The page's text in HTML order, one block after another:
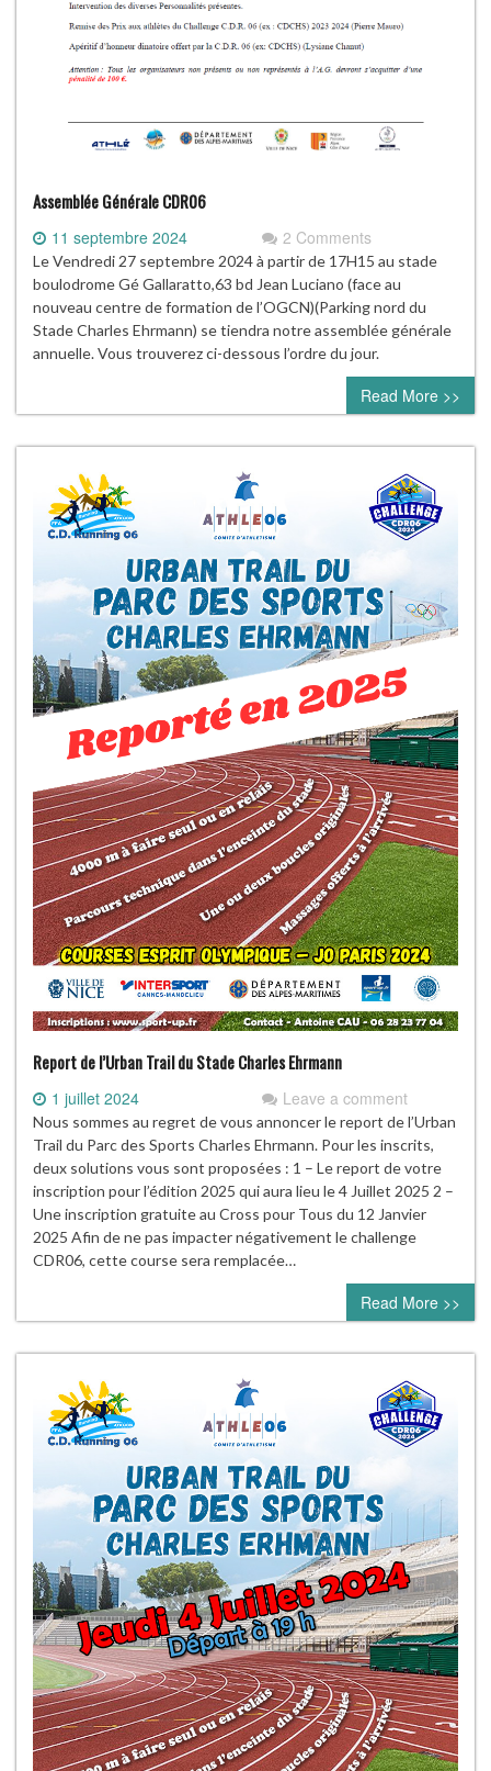
Assemblée Générale CDR06
11 septembre 2024 2 Comments
Le Vendredi 27 septembre 2024 à partir de 17H15 au stade
boulodrome Gé Gallaratto,63 bd Jean Luciano (face au
nouveau centre de formation de l’OGCN)(Parking nord du
Stade Charles Ehrmann) se tiendra notre assemblée générale
annuelle. Vous trouverez ci-dessous l’ordre du jour.
Read More >>
Report de l’Urban Trail du Stade Charles Ehrmann
1 juillet 2024 Leave a comment
Nous sommes au regret de vous annoncer le report de l’Urban
Trail du Parc des Sports Charles Ehrmann. Pour les inscrits,
deux solutions vous sont proposées : 1 – Le report de votre
inscription pour l’édition 2025 qui aura lieu le 4 Juillet 2025 2 –
Une inscription gratuite au Cross pour Tous du 12 Janvier
2025 Afin de ne pas impacter négativement le challenge
CDR06, cette course sera remplacée…
Read More >>